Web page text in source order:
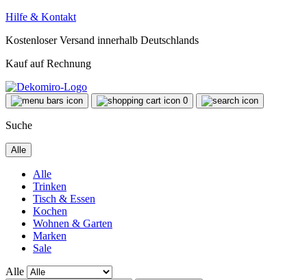
Hilfe & Kontakt
Kostenloser Versand innerhalb Deutschlands
Kauf auf Rechnung
0
Suche
Alle
Alle
Trinken
Tisch & Essen
Kochen
Wohnen & Garten
Marken
Sale
Alle